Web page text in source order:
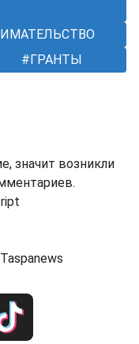
ГРАНТЫ
значит возникли